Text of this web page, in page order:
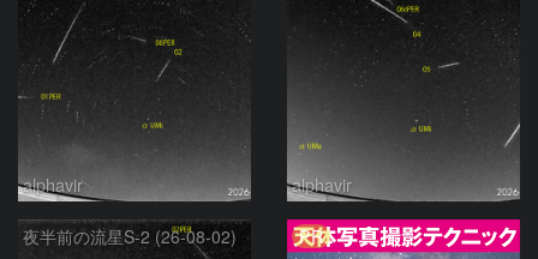
alphavir alphavir
夜半前の流星S-2 (26-08-02) PR